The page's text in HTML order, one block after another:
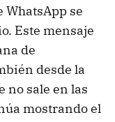
WhatsApp se
Este mensaje
de
desde la
no sale en las
mostrando el